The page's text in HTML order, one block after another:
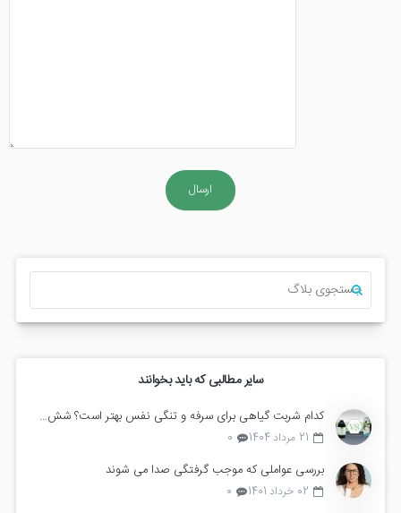
ارسال
سایر مطالبی که باید بخوانند
کدام شربت گیاهی برای سرفه و تنگی نفس بهتر است؟ شش ناب یا زوفا مرکب
21 مرداد 1404 0
بررسی عواملی که موجب گرفتگی صدا می شوند
02 خرداد 1401 0